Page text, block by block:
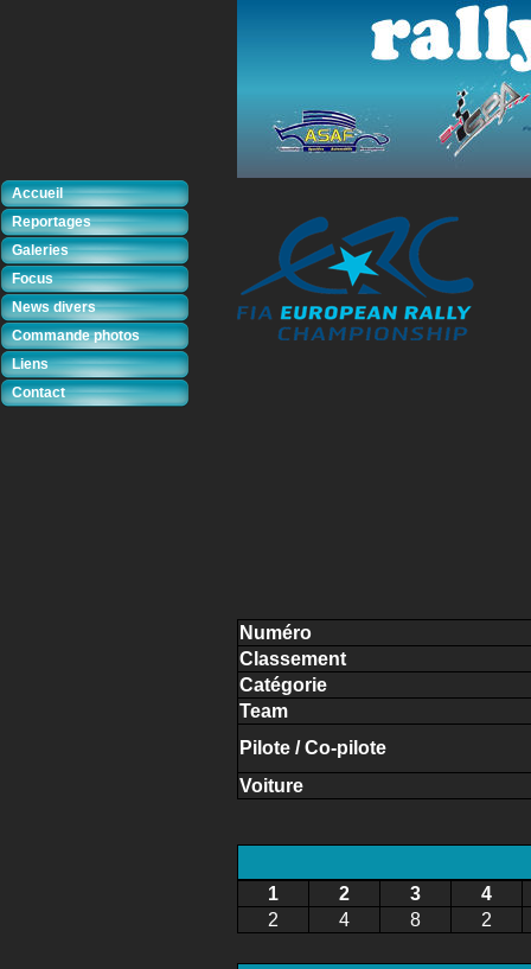
Accueil
Reportages
Galeries
Focus
News divers
Commande photos
Liens
Contact
Numéro
Classement
Catégorie
Team
Pilote / Co-pilote
Voiture
1 2 3
4
2
4 8 2